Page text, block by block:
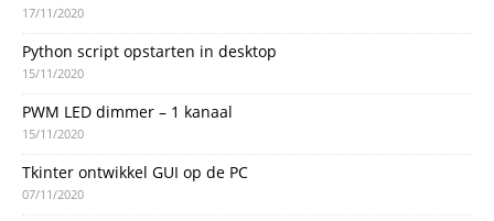
17/11/2020
Python script opstarten in desktop
15/11/2020
PWM LED dimmer – 1 kanaal
15/11/2020
Tkinter ontwikkel GUI op de PC
07/11/2020